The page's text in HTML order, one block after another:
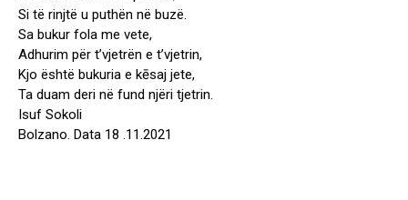
Si të rinjtë u puthën në buzë.
Sa bukur fola me vete,
Adhurim për t’vjetrën e t’vjetrin,
Kjo është bukuria e kēsaj jete,
Ta duam deri në fund njëri tjetrin.
Isuf Sokoli
Bolzano. Data 18 .11.2021